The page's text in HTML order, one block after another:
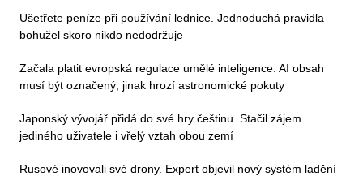
Ušetřete peníze při používání lednice. Jednoduchá pravidla
bohužel skoro nikdo nedodržuje
Začala platit evropská regulace umělé inteligence. AI obsah
musí být označený, jinak hrozí astronomické pokuty
Japonský vývojář přidá do své hry češtinu. Stačil zájem
jediného uživatele i vřelý vztah obou zemí
Rusové inovovali své drony. Expert objevil nový systém ladění